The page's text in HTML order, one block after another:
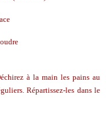
à la main les pains au
Répartissez-les dans le